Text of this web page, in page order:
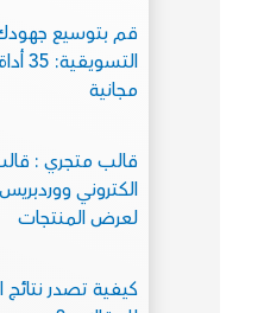
قم بتوسيع
مجانية
قالب متجري :
الكتروني
لعرض المنتجات
كيفية تصدر